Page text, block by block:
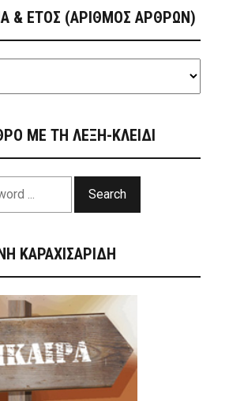
& ΕΤΟΣ (ΑΡΙΘΜΟΣ ΑΡΘΡΩΝ)
ΜΕ ΤΗ ΛΕΞΗ-ΚΛΕΙΔΙ
Search
ΚΑΡΑΧΙΣΑΡΙΔΗ